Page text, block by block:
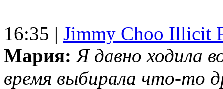
16:35 | Jimmy Choo Illicit
Мария: Я давно ходила
время выбирала что-то